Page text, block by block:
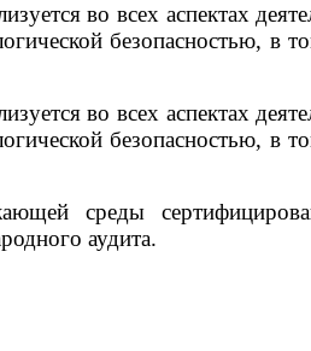
во всех аспектах
безопасностью, в
во всех аспектах
безопасностью, в
среды
аудита.